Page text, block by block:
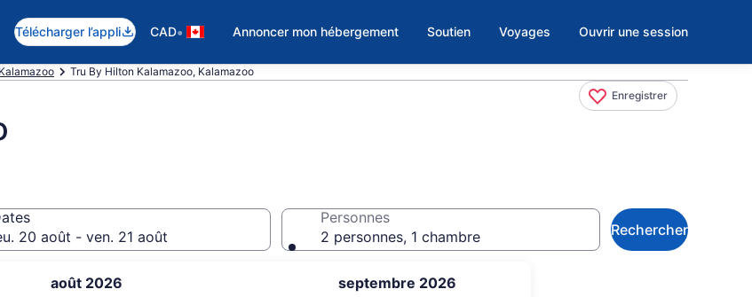
Télécharger l’appli CAD• Annoncer mon hébergement Soutien Voyages Ouvrir une session
Tru By Hilton Kalamazoo, Kalamazoo
Enregistrer
20 août - ven. 21 août
août 2026 septembre 2026
Personnes
2 personnes, 1 chambre
Rechercher